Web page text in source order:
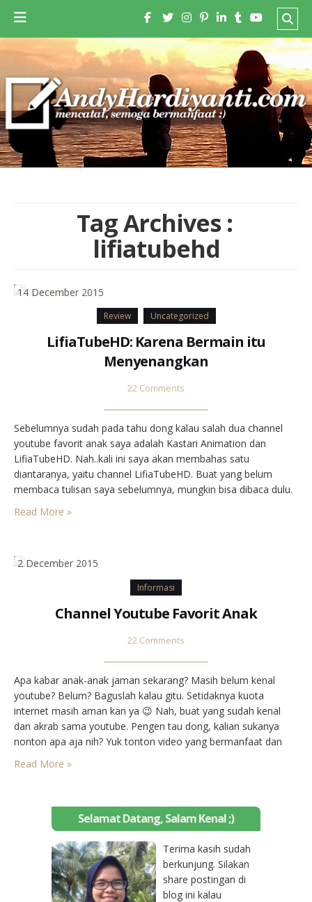
Tag Archives :
lifiatubehd
14 December 2015
Review Uncategorized
LifiaTubeHD: Karena Bermain itu
Menyenangkan
22 Comments
Sebelumnya sudah pada tahu dong kalau salah dua channel
youtube favorit anak saya adalah Kastari Animation dan
LifiaTubeHD. Nah..kali ini saya akan membahas satu
diantaranya, yaitu channel LifiaTubeHD. Buat yang belum
membaca tulisan saya sebelumnya, mungkin bisa dibaca dulu.
Buat yang gak mau baca ya gak papa. Di blog saya ini
Read More »
2 December 2015
Informasi
Channel Youtube Favorit Anak
22 Comments
Apa kabar anak-anak jaman sekarang? Masih belum kenal
youtube? Belum? Baguslah kalau gitu. Setidaknya kuota
internet masih aman kan ya 😉 Nah, buat yang sudah kenal
dan akrab sama youtube. Pengen tau dong, kalian sukanya
nonton apa aja nih? Yuk tonton video yang bermanfaat dan
saya mau berbagi tentang beberapa…
Read More »
Selamat Datang, Salam Kenal ;)
Terima kasih sudah
berkunjung. Silakan
share postingan di
blog ini kalau